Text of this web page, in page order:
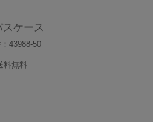
ケース
43988-50
料無料